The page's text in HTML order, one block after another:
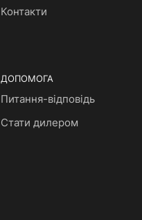
Контакти
ДОПОМОГА
Питання-відповідь
Стати дилером